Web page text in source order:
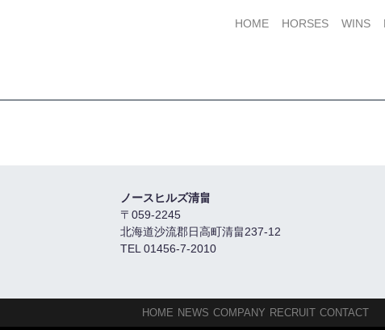
HOME
HORSES WINS
ノースヒルズ清畠
〒059-2245
北海道沙流郡日高町清畠237-12
TEL 01456-7-2010
HOME NEWS COMPANY RECRUIT CONTACT